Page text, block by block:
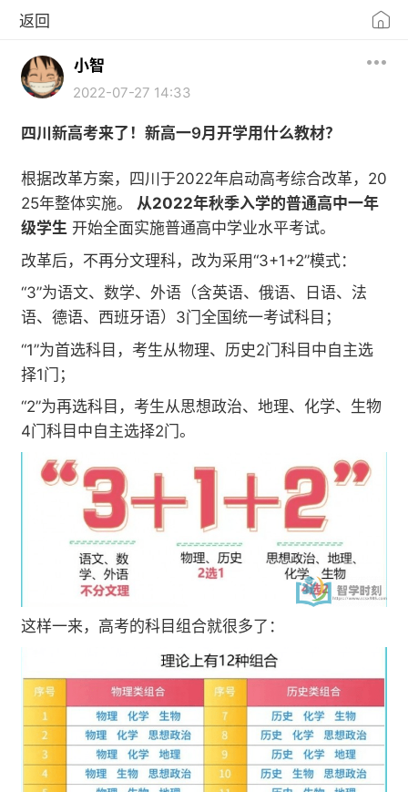
返回
小智
2022-07-27 14:33
四川新高考来了！新高一9月开学用什么教材？
根据改革方案，四川于2022年启动高考综合改革，20
25年整体实施。 从2022年秋季入学的普通高中一年
级学生 开始全面实施普通高中学业水平考试。
改革后，不再分文理科，改为采用“3+1+2”模式：
“3”为语文、数学、外语（含英语、俄语、日语、法
语、德语、西班牙语）3门全国统一考试科目；
“1”为首选科目，考生从物理、历史2门科目中自主选
择1门；
“2”为再选科目，考生从思想政治、地理、化学、生物
4门科目中自主选择2门。
这样一来，高考的科目组合就很多了：